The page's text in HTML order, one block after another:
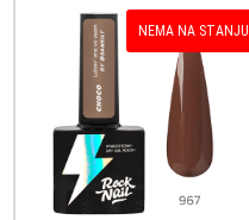
NEMA NA STANJU